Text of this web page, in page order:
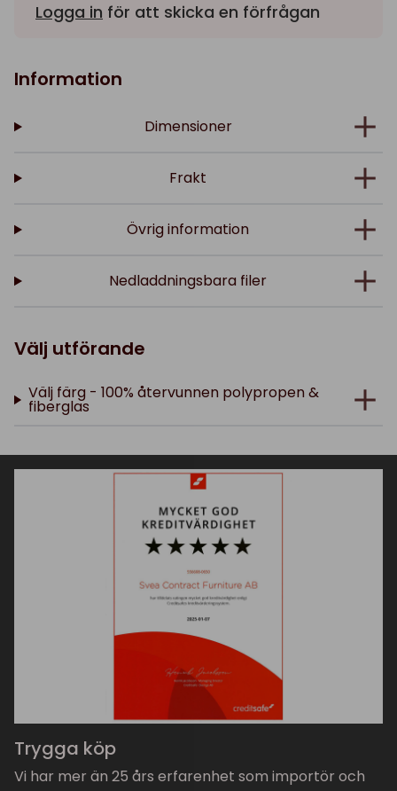
Logga in för att skicka en förfrågan
Information
Dimensioner
Frakt
Övrig information
Nedladdningsbara filer
Välj utförande
Välj färg - 100% återvunnen polypropen &
fiberglas
Trygga köp
Vi har mer än 25 års erfarenhet som importör och